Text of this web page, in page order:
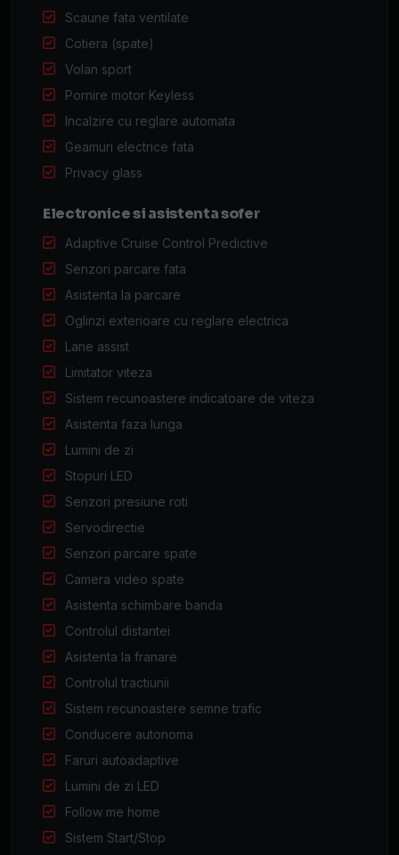
Scaune fata ventilate
Cotiera (spate)
Volan sport
Pornire motor Keyless
Incalzire cu reglare automata
Geamuri electrice fata
Privacy glass
Electronice si asistenta sofer
Adaptive Cruise Control Predictive
Senzori parcare fata
Asistenta la parcare
Oglinzi exterioare cu reglare electrica
Lane assist
Limitator viteza
Sistem recunoastere indicatoare de viteza
Asistenta faza lunga
Lumini de zi
Stopuri LED
Senzori presiune roti
Servodirectie
Senzori parcare spate
Camera video spate
Asistenta schimbare banda
Controlul distantei
Asistenta la franare
Controlul tractiunii
Sistem recunoastere semne trafic
Conducere autonoma
Faruri autoadaptive
Lumini de zi LED
Follow me home
Sistem Start/Stop